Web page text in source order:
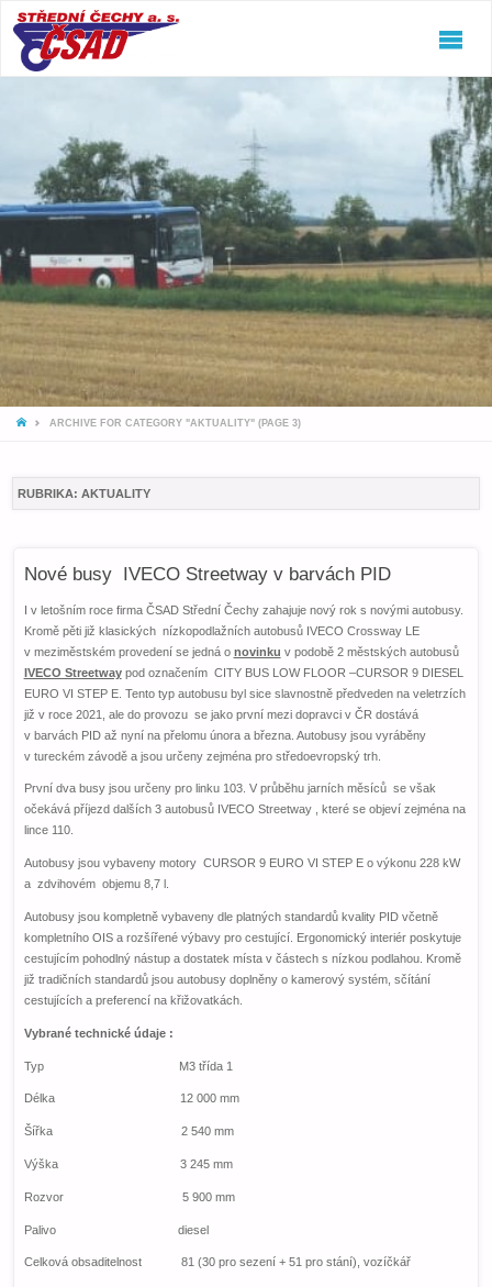
HOMEARCHIVE FOR CATEGORY "AKTUALITY"(PAGE 3)
RUBRIKA:AKTUALITY
Nové busy IVECO Streetway v barvách PID
I v letošním roce firma ČSAD Střední Čechy zahajuje nový rok s novými autobusy.
Kromě pěti již klasických nízkopodlažních autobusů IVECO Crossway LE
v meziměstském provedení se jedná o novinku v podobě 2 městských autobusů
IVECO Streetwaypod označením CITY BUS LOW FLOOR –CURSOR 9 DIESEL
EURO VI STEP E. Tento typ autobusu byl sice slavnostně předveden na veletrzích
již v roce 2021, ale do provozu se jako první mezi dopravci v ČR dostává
v barvách PID až nyní na přelomu února a března. Autobusy jsou vyráběny
v tureckém závodě a jsou určeny zejména pro středoevropský trh.
První dva busy jsou určeny pro linku 103. V průběhu jarních měsíců se však
očekává příjezd dalších 3 autobusů IVECO Streetway , které se objeví zejména na
lince 110.
Autobusy jsou vybaveny motory CURSOR 9 EURO VI STEP E o výkonu 228 kW
a zdvihovém objemu 8,7 l.
Autobusy jsou kompletně vybaveny dle platných standardů kvality PID včetně
kompletního OIS a rozšířené výbavy pro cestující. Ergonomický interiér poskytuje
cestujícím pohodlný nástup a dostatek místa v částech s nízkou podlahou. Kromě
již tradičních standardů jsou autobusy doplněny o kamerový systém, sčítání
cestujících a preferencí na křižovatkách.
Vybrané technické údaje :
Typ M3 třída 1
Délka 12 000 mm
Šířka 2 540 mm
Výška 3 245 mm
Rozvor 5 900 mm
Palivo diesel
Celková obsaditelnost 81 (30 pro sezení + 51 pro stání), vozíčkář